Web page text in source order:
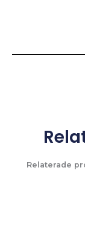
Relaterade